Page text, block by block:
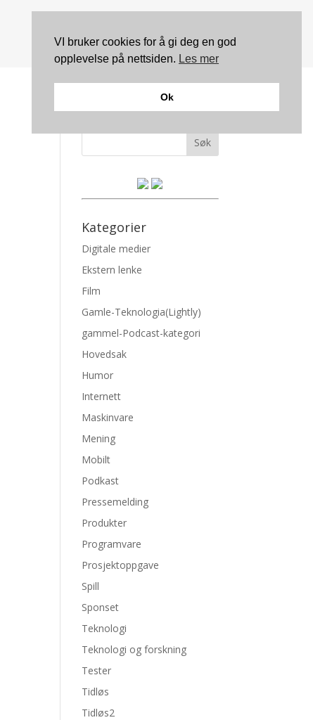
Søk
Kategorier
Digitale medier
Ekstern lenke
Film
Gamle-Teknologia(Lightly)
gammel-Podcast-kategori
Hovedsak
Humor
Internett
Maskinvare
Mening
Mobilt
Podkast
Pressemelding
Produkter
Programvare
Prosjektoppgave
Spill
Sponset
Teknologi
Teknologi og forskning
Tester
Tidløs
Tidløs2
VI bruker cookies for å gi deg en god
opplevelse på nettsiden. Les mer
Ok